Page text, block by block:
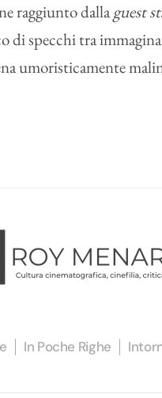
raggiunto dallaguest
di specchi tra
umoristicamente
In Poche Righe